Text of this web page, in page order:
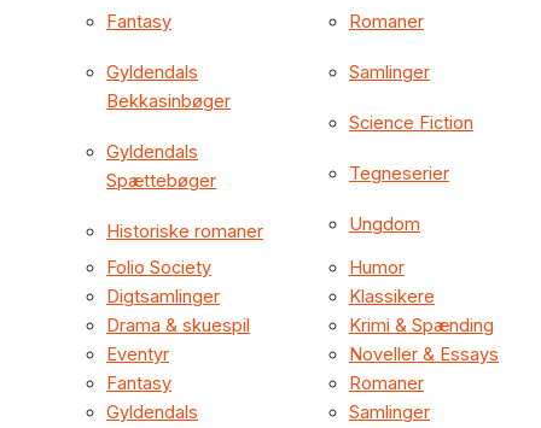
Fantasy
Gyldendals
Bekkasinbøger
Gyldendals
Spættebøger
Historiske romaner
Romaner
Samlinger
Science Fiction
Tegneserier
Ungdom
Folio Society
Digtsamlinger
Drama & skuespil
Eventyr
Fantasy
Gyldendals
Humor
Klassikere
Krimi & Spænding
Noveller & Essays
Romaner
Samlinger